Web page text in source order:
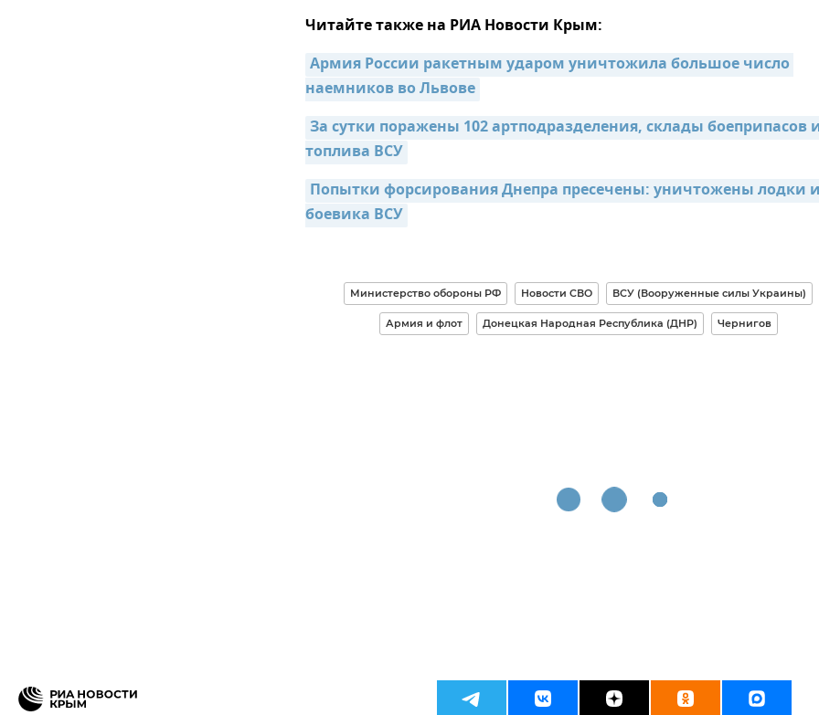
Читайте также на РИА Новости Крым:
Армия России ракетным ударом уничтожила большое число
наемников во Львове
За сутки поражены 102 артподразделения, склады боеприпасов
топлива ВСУ
Попытки форсирования Днепра пресечены: уничтожены лодки
боевика ВСУ
Министерство обороны РФ Новости СВО ВСУ (Вооруженные силы Украины)
Армия и флот Донецкая Народная Республика (ДНР) Чернигов